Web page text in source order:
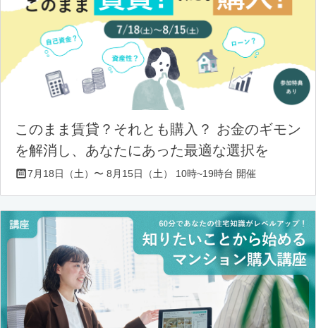
このまま賃貸？それとも購入？ お金のギモン
を解消し、あなたにあった最適な選択を
7月18日（土）〜 8月15日（土） 10時~19時台 開催